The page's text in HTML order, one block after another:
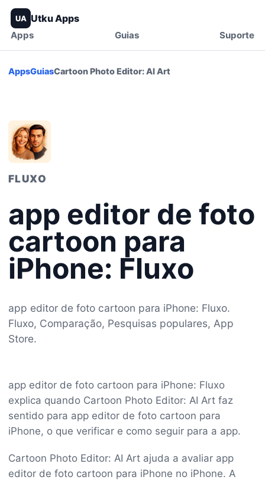
UA Utku Apps
Apps Guias Suporte
AppsGuiasCartoon Photo Editor: AI Art
FLUXO
app editor de foto
cartoon para
iPhone: Fluxo
app editor de foto cartoon para iPhone: Fluxo.
Fluxo, Comparação, Pesquisas populares, App
Store.
app editor de foto cartoon para iPhone: Fluxo
explica quando Cartoon Photo Editor: AI Art faz
sentido para app editor de foto cartoon para
iPhone, o que verificar e como seguir para a app.
Cartoon Photo Editor: AI Art ajuda a avaliar app
editor de foto cartoon para iPhone no iPhone. A